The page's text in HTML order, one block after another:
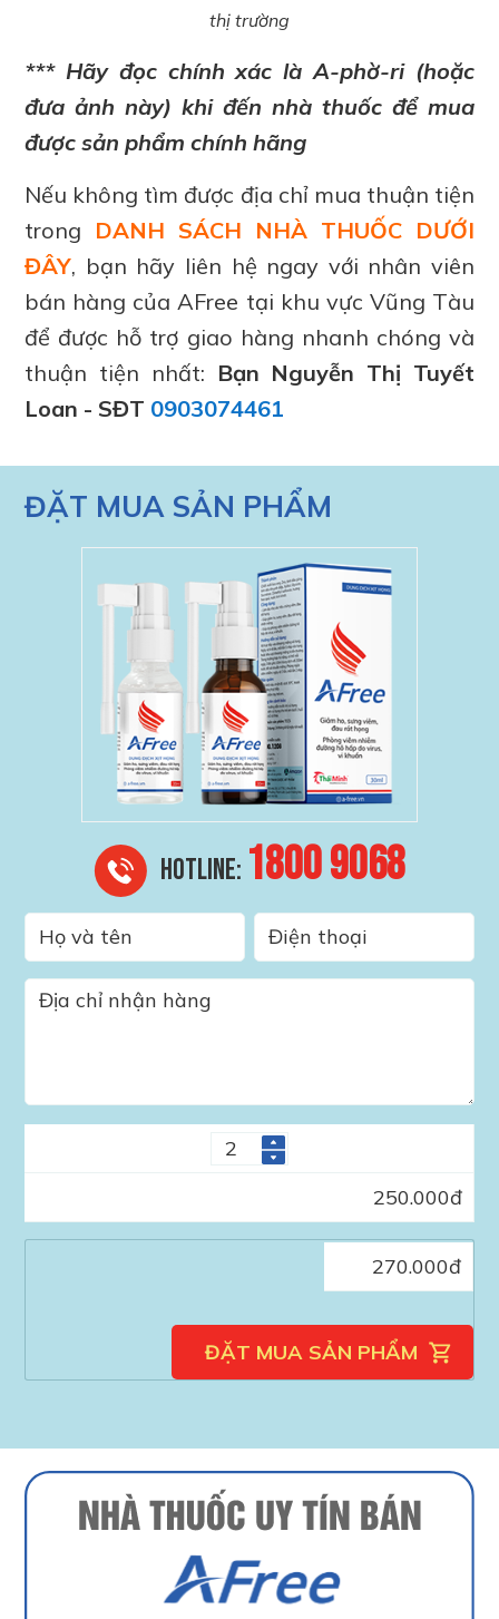
thị trường
*** Hãy đọc chính xác là A-phờ-ri (hoặc
đưa ảnh này) khi đến nhà thuốc để mua
được sản phẩm chính hãng
Nếu không tìm được địa chỉ mua thuận tiện
trong DANH SÁCH NHÀ THUỐC DƯỚI
ĐÂY, bạn hãy liên hệ ngay với nhân viên
bán hàng của AFree tại khu vực Vũng Tàu
để được hỗ trợ giao hàng nhanh chóng và
thuận tiện nhất: Bạn Nguyễn Thị Tuyết
Loan - SĐT 0903074461
ĐẶT MUA SẢN PHẨM
HOTLINE: 1800 9068
250.000đ
270.000đ